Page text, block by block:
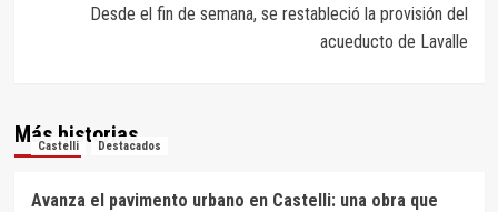
Desde el fin de semana, se restableció la provisión del
acueducto de Lavalle
Más historias
Castelli Destacados
Avanza el pavimento urbano en Castelli: una obra que